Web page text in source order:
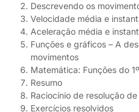
Descrevendo os
Velocidade média e
Aceleração média e
Funções e gráficos – A
movimentos
Matemática: Funções do
Resumo
Raciocínio de resolução
Exercícios resolvidos